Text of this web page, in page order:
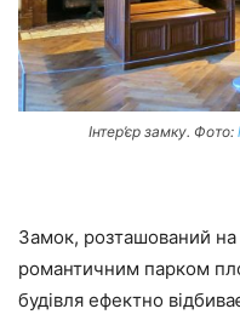
Інтер’єр замку. Фото:
Замок, розташований на
романтичним парком
будівля ефектно